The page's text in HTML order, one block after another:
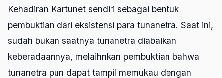
Kehadiran Kartunet sendiri sebagai bentuk
pembuktian dari eksistensi para tunanetra. Saat ini,
sudah bukan saatnya tunanetra diabaikan
keberadaannya, melaihnkan pembuktian bahwa
tunanetra pun dapat tampil memukau dengan